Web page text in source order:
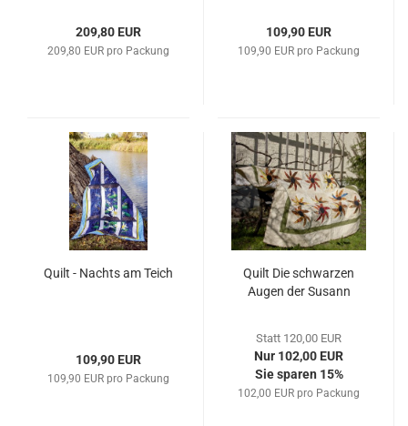
209,80 EUR
209,80 EUR pro Packung
109,90 EUR
109,90 EUR pro Packung
Quilt - Nachts am Teich
109,90 EUR
109,90 EUR pro Packung
Quilt Die schwarzen
Augen der Susann
Statt 120,00 EUR
Nur 102,00 EUR
Sie sparen 15%
102,00 EUR pro Packung